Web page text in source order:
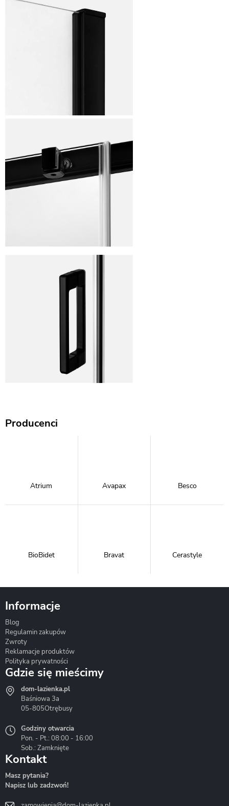
Producenci
Atrium Avapax Besco
BioBidet Bravat Cerastyle
Hydrostop
Liveno
Informacje
Blog
Regulamin zakupów
Zwroty
Reklamacje produktów
Polityka prywatności
Gdzie się mieścimy
dom-lazienka.pl
Baśniowa 3a
05-805Otrębusy
Godziny otwarcia
Pon. - Pt.: 08:00 - 16:00
Sob.: Zamknięte
Kontakt
Masz pytania?
Napisz lub zadzwoń!